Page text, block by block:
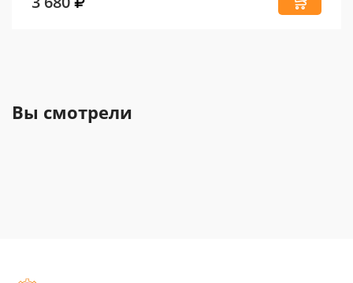
Вы смотрели